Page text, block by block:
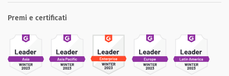
Premi e certificati